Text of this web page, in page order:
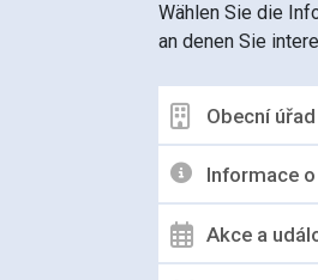
Wählen Sie die
an denen Sie
Obecní úřad
Informace
Akce a